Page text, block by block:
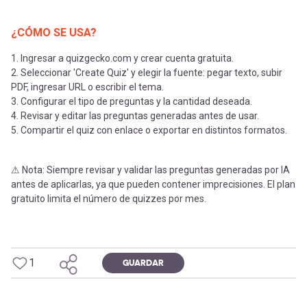
¿CÓMO SE USA?
1. Ingresar a quizgecko.com y crear cuenta gratuita.
2. Seleccionar 'Create Quiz' y elegir la fuente: pegar texto, subir
PDF, ingresar URL o escribir el tema.
3. Configurar el tipo de preguntas y la cantidad deseada.
4. Revisar y editar las preguntas generadas antes de usar.
5. Compartir el quiz con enlace o exportar en distintos formatos.
⚠ Nota: Siempre revisar y validar las preguntas generadas por IA
antes de aplicarlas, ya que pueden contener imprecisiones. El plan
gratuito limita el número de quizzes por mes.
1 GUARDAR